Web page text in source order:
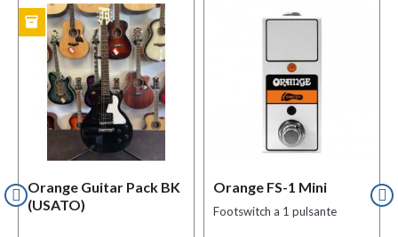
Orange Guitar Pack BK
(USATO)
inventory
Orange FS-1 Mini
Footswitch a 1 pulsante